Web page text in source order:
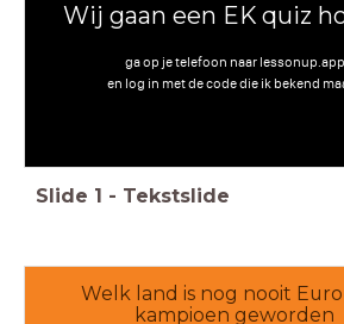
Wij gaan een EK quiz
ga op je telefoon naar lessonup.app
en log in met de code die ik bekend
Slide 1 - Tekstslide
Welk land is nog nooit
kampioen geworden